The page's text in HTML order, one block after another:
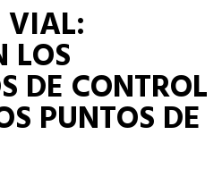
VIAL:
LOS
DE CONTROL
PUNTOS DE